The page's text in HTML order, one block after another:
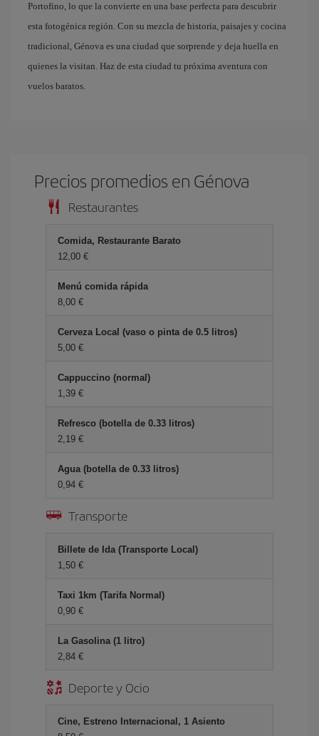
Portofino, lo que la convierte en una base perfecta para descubrir
esta fotogénica región. Con su mezcla de historia, paisajes y cocina
tradicional, Génova es una ciudad que sorprende y deja huella en
quienes la visitan. Haz de esta ciudad tu próxima aventura con
vuelos baratos.
Precios promedios en Génova
Restaurantes
Comida, Restaurante Barato
12,00 €
Menú comida rápida
8,00 €
Cerveza Local (vaso o pinta de 0.5 litros)
5,00 €
Cappuccino (normal)
1,39 €
Refresco (botella de 0.33 litros)
2,19 €
Agua (botella de 0.33 litros)
0,94 €
Transporte
Billete de Ida (Transporte Local)
1,50 €
Taxi 1km (Tarifa Normal)
0,90 €
La Gasolina (1 litro)
2,84 €
Deporte y Ocio
Cine, Estreno Internacional, 1 Asiento